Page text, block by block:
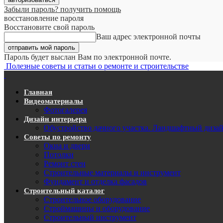
Забыли пароль? получить помощь
восстановление пароля
Восстановите свой пароль
Ваш адрес электронной почты
Пароль будет выслан Вам по электронной почте.
Полезные советы и статьи о ремонте и строительстве
Главная
Видеоматериалы
Фотогалерея
Дизайн интерьера
Обустройство дачного участка. Ландшафтный
Советы по ремонту
Окна и двери
Потолки
Ремонт стен
Строительные материалы и инструмент
Фундамент и отделка фасадов
Строительный каталог
Строительное оборудование
Строймашины и оборудование
Строительный инструмент